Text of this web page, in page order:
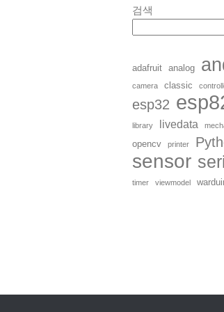
검색
adafruit analog
camera classic
esp32
library livedata
opencv printer
sensor
timer viewmodel